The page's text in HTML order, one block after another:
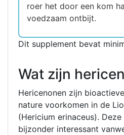
roer het door een kom
voedzaam ontbijt.
Dit supplement bevat
Wat zijn
Hericenonen zijn
nature voorkomen in de
(Hericium erinaceus).
bijzonder interessant